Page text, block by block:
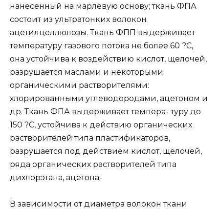
нанесенный на марлевую основу; ткань ФПА
состоит из ультратонких волокон
ацетилцеллюлозы. Ткань ФПП выдерживает
температуру газового потока не более 60 ?С,
она устойчива к воздействию кислот, щелочей,
разрушается маслами и некоторыми
органическими растворителями:
хлорированными углеводородами, ацетоном и
др. Ткань ФПА выдерживает темпера- туру до
150 ?С, устойчива к действию органических
растворителей типа пластификаторов,
разрушается под действием кислот, щелочей,
ряда органических растворителей типа
дихлорэтана, ацетона.
В зависимости от диаметра волокон ткани